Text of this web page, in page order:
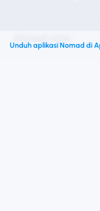
Unduh aplikasi Nomad di